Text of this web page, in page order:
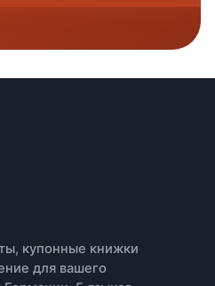
купонные книжки
для вашего